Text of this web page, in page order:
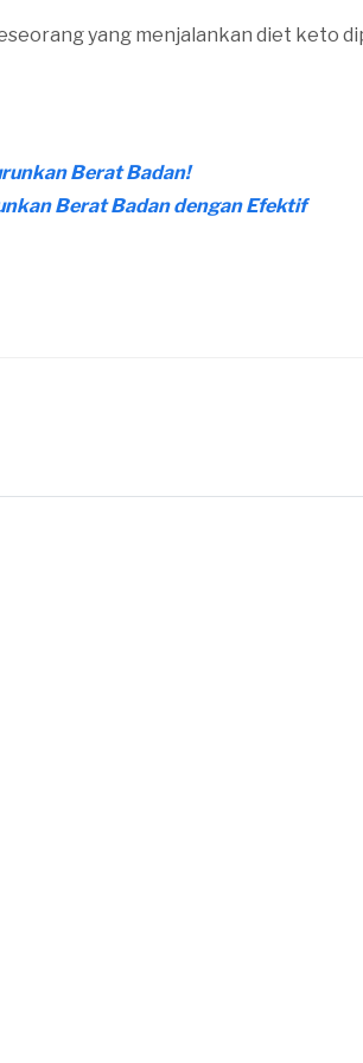
yang menjalankan diet keto
Berat Badan!
Berat Badan dengan Efektif